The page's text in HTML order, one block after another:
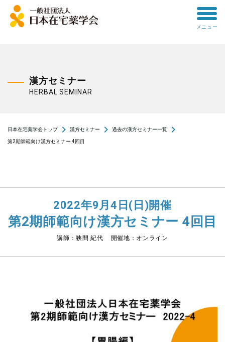
toggle
メニュー
漢方セミナー
HERBAL SEMINAR
日本在宅薬学会トップnavigate_next 漢方セミナー navigate_next 過去の漢方セミナー一覧 navigate_next
第2期師範向け漢方セミナー 4回目
2022年9月4日(日)開催
第2期師範向け漢方セミナー 4回目
講師：狭間 紀代 開催地：オンライン